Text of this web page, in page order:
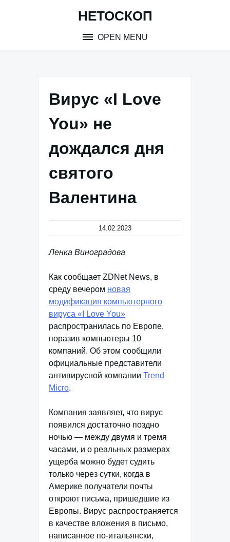
НЕТОСКОП
OPEN MENU
Вирус «I Love
You» не
дождался дня
святого
Валентина
14.02.2023
Ленка Виноградова
Как сообщает ZDNet News, в
среду вечером новая
модификация компьютерного
вируса «I Love You»
распространилась по Европе,
поразив компьютеры 10
компаний. Об этом сообщили
официальные представители
антивирусной компании Trend
Micro.
Компания заявляет, что вирус
появился достаточно поздно
ночью — между двумя и тремя
часами, и о реальных размерах
ущерба можно будет судить
только через сутки, когда в
Америке получатели почты
откроют письма, пришедшие из
Европы. Вирус распространяется
в качестве вложения в письмо,
написанное по-итальянски,